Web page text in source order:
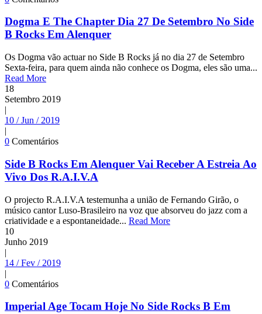
Dogma E The Chapter Dia 27 De Setembro No Side
B Rocks Em Alenquer
Os Dogma vão actuar no Side B Rocks já no dia 27 de Setembro
Sexta-feira, para quem ainda não conhece os Dogma, eles são uma...
Read More
18
Setembro 2019
|
10 / Jun / 2019
|
0 Comentários
Side B Rocks Em Alenquer Vai Receber A Estreia Ao
Vivo Dos R.A.I.V.A
O projecto R.A.I.V.A testemunha a união de Fernando Girão, o
músico cantor Luso-Brasileiro na voz que absorveu do jazz com a
criatividade e a espontaneidade... Read More
10
Junho 2019
|
14 / Fev / 2019
|
0 Comentários
Imperial Age Tocam Hoje No Side Rocks B Em